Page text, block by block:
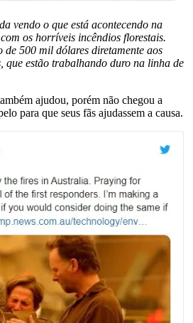
vendo o que está acontecendo na
os horríveis incêndios florestais.
de 500 mil dólares diretamente aos
que estão trabalhando duro na linha de
ajudou, porém não chegou a
para que seus fãs ajudassem a causa.